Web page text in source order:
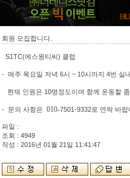
회원 모집합니다.
S1TC(에스원티씨) 클럽
- 매주 목요일 저녁 6시 ~ 10시까지 4번 실
현재 인원은 10명정도이며 함께 운동할
- 문의 사항은 010-7501-9332로 연락 바
파일 :
조회 : 4949
작성 : 2016년 01월 21일 11:41:47